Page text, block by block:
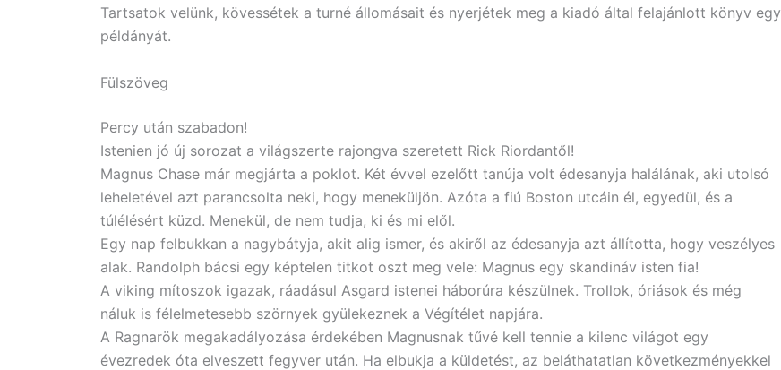
Tartsatok velünk, kövessétek a turné állomásait és nyerjétek meg a kiadó által felajánlott könyv egy
példányát.
Fülszöveg
Percy ​után szabadon!
Istenien jó új sorozat a világszerte rajongva szeretett Rick Riordantől!
Magnus Chase már megjárta a poklot. Két évvel ezelőtt tanúja volt édesanyja halálának, aki utolsó
leheletével azt parancsolta neki, hogy meneküljön. Azóta a fiú Boston utcáin él, egyedül, és a
túlélésért küzd. Menekül, de nem tudja, ki és mi elől.
Egy nap felbukkan a nagybátyja, akit alig ismer, és akiről az édesanyja azt állította, hogy veszélyes
alak. Randolph bácsi egy képtelen titkot oszt meg vele: Magnus egy skandináv isten fia!
A viking mítoszok igazak, ráadásul Asgard istenei háborúra készülnek. Trollok, óriások és még
náluk is félelmetesebb szörnyek gyülekeznek a Végítélet napjára.
A Ragnarök megakadályozása érdekében Magnusnak tűvé kell tennie a kilenc világot egy
évezredek óta elveszett fegyver után. Ha elbukja a küldetést, az beláthatatlan következményekkel